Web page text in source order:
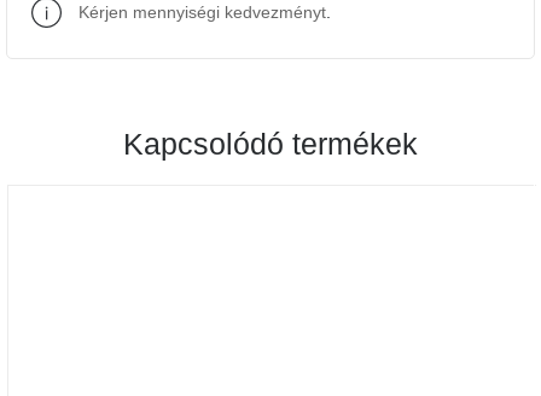
Szezonális
Kérjen mennyiségi kedvezményt
Kapcsolódó termékek